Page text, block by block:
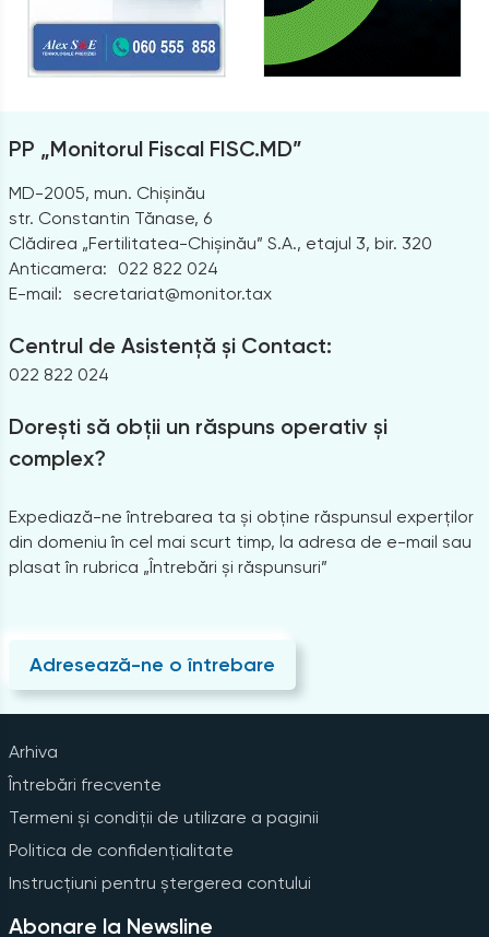
PP „Monitorul Fiscal FISC.MD”
MD-2005, mun. Chișinău
str. Constantin Tănase, 6
Clădirea „Fertilitatea-Chișinău” S.A., etajul 3, bir. 320
Anticamera:
022 822 024
E-mail: secretariat@monitor.tax
Centrul de Asistență și Contact:
022 822 024
Dorești să obții un răspuns operativ și
complex?
Expediază-ne întrebarea ta și obține răspunsul experților
din domeniu în cel mai scurt timp, la adresa de e-mail sau
plasat în rubrica „Întrebări și răspunsuri”
Adresează-ne o întrebare
Arhiva
Întrebări frecvente
Termeni și condiții de utilizare a paginii
Politica de confidențialitate
Instrucțiuni pentru ștergerea contului
Abonare la Newsline